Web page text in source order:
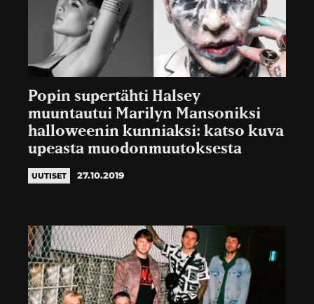
Popin supertähti Halsey
muuntautui Marilyn Mansoniksi
halloweenin kunniaksi: katso kuva
upeasta muodonmuutoksesta
UUTISET 27.10.2019